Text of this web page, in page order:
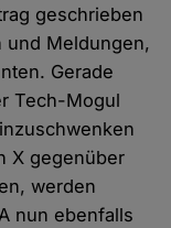
geschrieben
und Meldungen,
Gerade
Tech-Mogul
X gegenüber
werden
nun ebenfalls